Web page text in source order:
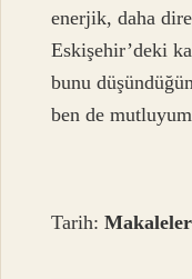
enerjik, daha
Eskişehir’deki
bunu
ben de
Tarih:Makaleler